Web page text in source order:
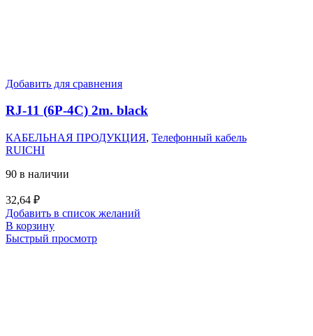
Добавить для сравнения
RJ-11 (6P-4C) 2m. black
КАБЕЛЬНАЯ ПРОДУКЦИЯ, Телефонный кабель
RUICHI
90 в наличии
32,64 ₽
Добавить в список желаний
В корзину
Быстрый просмотр